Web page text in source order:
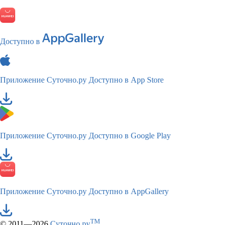
Доступно в
Приложение Суточно.ру Доступно в App Store
Приложение Суточно.ру Доступно в Google Play
Приложение Суточно.ру Доступно в AppGallery
TM